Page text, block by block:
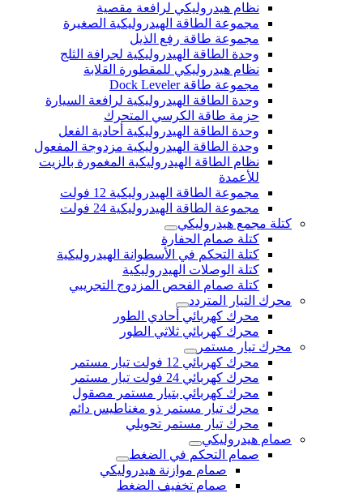
نظام هيدروليكي لرافعة مقصية
مجموعة الطاقة الهيدروليكية الصغيرة
مجموعة طاقة رفع الذيل
وحدة الطاقة الهيدروليكية لجرافة الثلج
نظام هيدروليكي للمقطورة القلابة
مجموعة طاقة Dock Leveler
وحدة الطاقة الهيدروليكية لرافعة السيارة
حزمة طاقة الكرسي المتحرك
وحدة الطاقة الهيدروليكية أحادية الفعل
وحدة الطاقة الهيدروليكية مزدوجة المفعول
نظام الطاقة الهيدروليكية المغمورة بالزيت
للأعمدة
مجموعة الطاقة الهيدروليكية 12 فولت
مجموعة الطاقة الهيدروليكية 24 فولت
كتلة مجمع هيدروليكي
كتلة صمام الحفارة
كتلة التحكم في الأسطوانة الهيدروليكية
كتلة الوصلات الهيدروليكية
كتلة صمام الفحص المزدوج التجريبي
محرك التيار المتردد
محرك كهربائي أحادي الطور
محرك كهربائي ثلاثي الطور
محرك تيار مستمر
محرك كهربائي 12 فولت تيار مستمر
محرك كهربائي 24 فولت تيار مستمر
محرك كهربائي بتيار مستمر مصقول
محرك تيار مستمر ذو مغناطيس دائم
محرك تيار مستمر تحويلي
صمام هيدروليكي
صمام التحكم في الضغط
صمام موازنة هيدروليكي
صمام تخفيف الضغط